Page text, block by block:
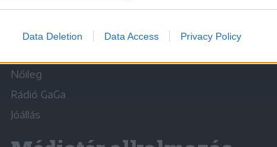
Data Deletion Data Access Privacy Policy
Bihari Napló
Erdélyi Napló
Nőileg
Rádió GaGa
Jóállás